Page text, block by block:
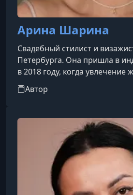
Арина Шарина
Свадебный стилист и
Петербурга. Она пришла в
в 2018 году, когда увлечение
фотографией постепенно
созданию макияжа и образов
работе с невестами и
выходами, входит в число
востребованных
страны. В 2022 году она
стилистов России по версии
TOP100AWARDS и заняла вто
Автор